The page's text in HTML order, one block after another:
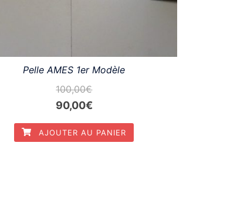
Pelle AMES 1er Modèle
100,00€
Le
prix
initial
90,00€Le
prix
actuel
AJOUTER AU PANIER